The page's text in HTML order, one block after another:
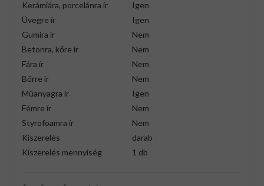
Kerámiára, porcelánra ír
Igen
Üvegre ír
Igen
Gumira ír
Nem
Betonra, kőre ír
Nem
Fára ír
Nem
Bőrre ír
Nem
Műanyagra ír
Igen
Fémre ír
Nem
Styrofoamra ír
Nem
Kiszerelés
darab
Kiszerelés mennyiség
1 db